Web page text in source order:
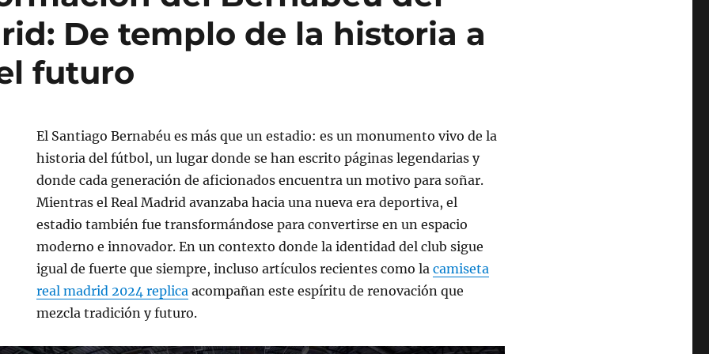
De templo de la historia a
futuro
El Santiago Bernabéu es más que un estadio: es un monumento vivo de la
historia del fútbol, un lugar donde se han escrito páginas legendarias y
donde cada generación de aficionados encuentra un motivo para soñar.
Mientras el Real Madrid avanzaba hacia una nueva era deportiva, el
estadio también fue transformándose para convertirse en un espacio
moderno e innovador. En un contexto donde la identidad del club sigue
igual de fuerte que siempre, incluso artículos recientes como lacamiseta
real madrid 2024 replica acompañan este espíritu de renovación que
mezcla tradición y futuro.